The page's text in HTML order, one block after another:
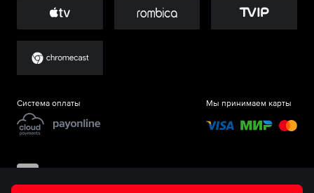
Система оплаты Мы принимаем карты